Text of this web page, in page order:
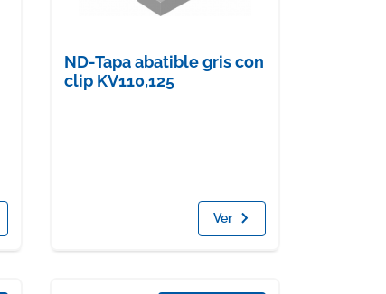
ND-Tapa abatible gris con
clip KV110,125
Ver